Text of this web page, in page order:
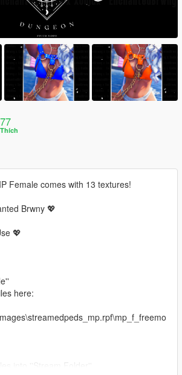
77
Thích
Female comes with 13 textures!
Brwny 💖
💖
here: